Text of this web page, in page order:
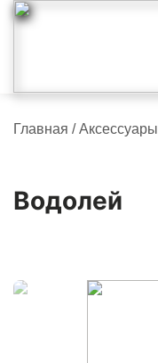
Главная / Аксессуары
Водолей